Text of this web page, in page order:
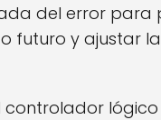
del error para
futuro y ajustar
controlador lógico